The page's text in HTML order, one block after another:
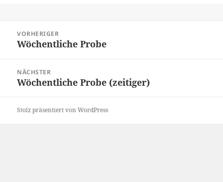
VORHERIGER
Vorheriger
Wöchentliche Probe
NÄCHSTER
Nächster
Wöchentliche Probe (zeitiger)
Stolz präsentiert von WordPress